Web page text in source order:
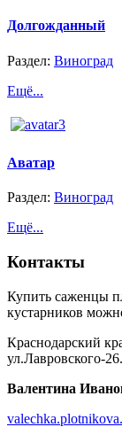
Долгожданный
Раздел: Виноград
Ещё...
Аватар
Раздел: Виноград
Ещё...
Контакты
Купить саженцы
кустарников
Краснодарский
ул.Лавровского-26.
Валентина